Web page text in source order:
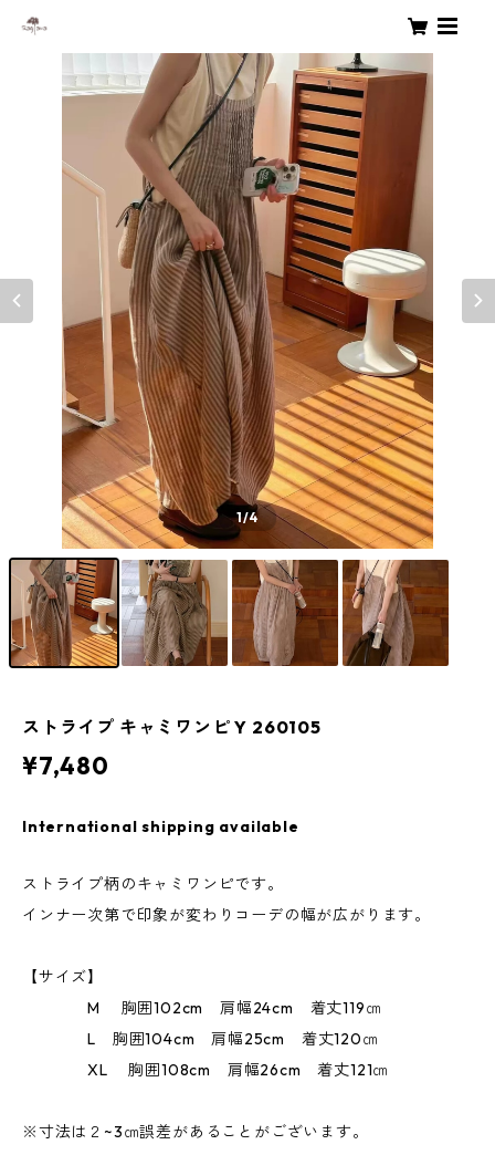
1/4
ストライプ キャミワンピ Y 260105
¥7,480
International shipping available
ストライプ柄のキャミワンピです。
インナー次第で印象が変わりコーデの幅が広がります。
【サイズ】
M 胸囲102cm 肩幅24cm 着丈119㎝
L 胸囲104cm 肩幅25cm 着丈120㎝
XL 胸囲108cm 肩幅26cm 着丈121㎝
※寸法は２~3㎝誤差があることがございます。